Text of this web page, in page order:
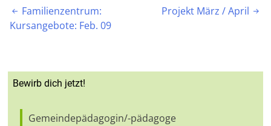
Beitragsnavigation
 Familienzentrum:
Kursangebote: Feb. 09
Projekt März / April 
Bewirb dich jetzt!
Gemeindepädagogin/-pädagoge